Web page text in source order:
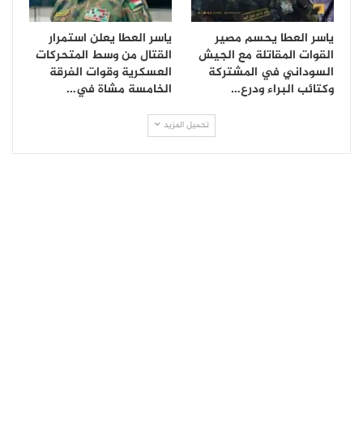
ياسر العطا يحسم مصير
القوات المقاتلة مع الجيش
السوداني في المشتركة
وكتائب البراء ودرع…
ياسر العطا يعلن استمرار
القتال من وسط المتحركات
العسكرية وقوات الفرقة
الخامسة مشاة في…
تحميل المزيد